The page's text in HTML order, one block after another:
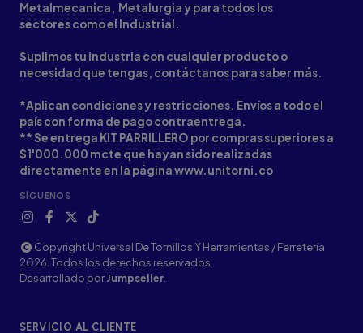
Metalmecanica, Metalurgia y para todos los
sectores como el Industrial.
Suplimos tu industria con cualquier producto o
necesidad que tengas, contáctanos para saber más.
*Aplican condiciones y restricciones. Envíos a todo el
país con forma de pago contraentrega.
** Se entrega KIT PARRILLERO por compras superiores a
$1'000.000 mcte que hayan sido realizadas
directamente en la página www.unitorni.co
SÍGUENOS
Copyright Universal De Tornillos Y Herramientas / Ferretería
2026. Todos los derechos reservados.
Desarrollado porJumpseller
SERVICIO AL CLIENTE